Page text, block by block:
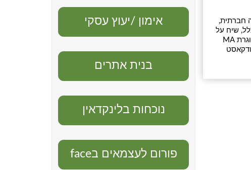
חברתית,
שיח על
מיניות, הדרכת מיניות לגיל ההתבגרות, חינוך לעצמאות וכל בעיה נוספת שקשורה לגיל ההתבגרות של העידן החדש. בוגרת MA
אימון /יעוץ עסקי
בנית אתרים
נוכחות בלינקדאין
פורום לעצמאים בface